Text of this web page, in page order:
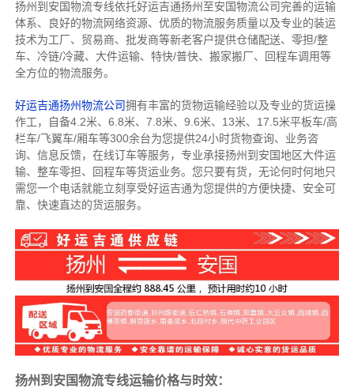
扬州到安国物流专线依托好运吉通扬州至安国物流公司完善的运输
体系、良好的物流网络资源、优质的物流服务质量以及专业的装运
技术为工厂、贸易商、批发商等新老客户提供仓储配送、零担/整
车、冷链/冷藏、大件运输、特快/普快、搬家搬厂、回程车调用等
全方位的物流服务。
好运吉通扬州物流公司拥有丰富的货物运输经验以及专业的货运操
作工，自备4.2米、6.8米、7.8米、9.6米、13米、17.5米平板车/高
栏车/飞翼车/厢车等300余台为您提供24小时货物查询、业务咨
询、信息反馈，在线订车等服务， 专业承接扬州到安国地区大件运
输、整车零担、回程车等货运业务。 您只要有货，无论何时何地只
需您一个电话就能立刻享受好运吉通为您提供的方便快捷、安全可
靠、快速直达的货运服务。
扬州到安国物流专线运输价格与时效：